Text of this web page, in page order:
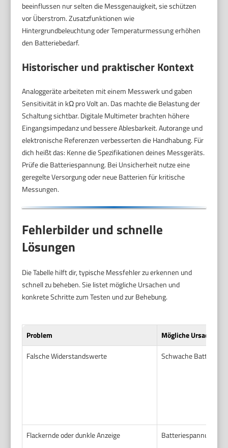
beeinflussen nur selten die Messgenauigkeit, sie schützen
vor Überstrom. Zusatzfunktionen wie
Hintergrundbeleuchtung oder Temperaturmessung erhöhen
den Batteriebedarf.
Historischer und praktischer Kontext
Analoggeräte arbeiteten mit einem Messwerk und gaben
Sensitivität in kΩ pro Volt an. Das machte die Belastung der
Schaltung sichtbar. Digitale Multimeter brachten höhere
Eingangsimpedanz und bessere Ablesbarkeit. Autorange und
elektronische Referenzen verbesserten die Handhabung. Für
dich heißt das: Kenne die Spezifikationen deines Messgeräts.
Prüfe die Batteriespannung. Bei Unsicherheit nutze eine
geregelte Versorgung oder neue Batterien für kritische
Messungen.
Fehlerbilder und schnelle
Lösungen
Die Tabelle hilft dir, typische Messfehler zu erkennen und
schnell zu beheben. Sie listet mögliche Ursachen und
konkrete Schritte zum Testen und zur Behebung.
Problem
Mögliche Ursache
Falsche Widerstandswerte
Schwache Batterie
Flackernde oder dunkle Anzeige Batteriespannung